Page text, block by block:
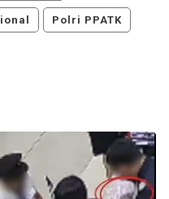
Polri PPATK